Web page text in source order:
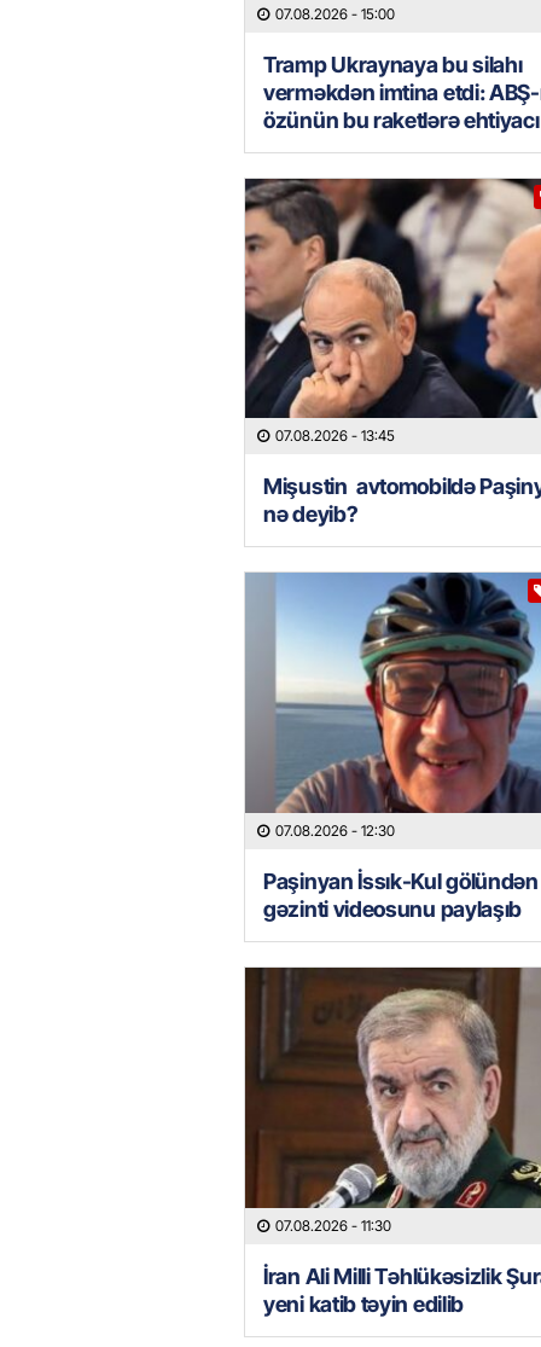
07.08.2026 - 15:00
Tramp Ukraynaya bu silahı
verməkdən imtina etdi: ABŞ-
özünün bu raketlərə
07.08.2026 - 13:45
Mişustin avtomobildə
nə deyib?
07.08.2026 - 12:30
Paşinyan İssık-Kul gölündən
gəzinti videosunu paylaşıb
07.08.2026 - 11:30
İran Ali Milli Təhlükəsizlik
yeni katib təyin edilib